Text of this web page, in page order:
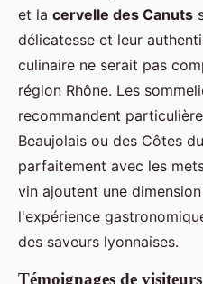
et la cervelle des Canuts
délicatesse et leur
culinaire ne serait pas
région Rhône. Les
recommandent
Beaujolais ou des Côtes
parfaitement avec les
vin ajoutent une
l'expérience
des saveurs lyonnaises.
Témoignages de